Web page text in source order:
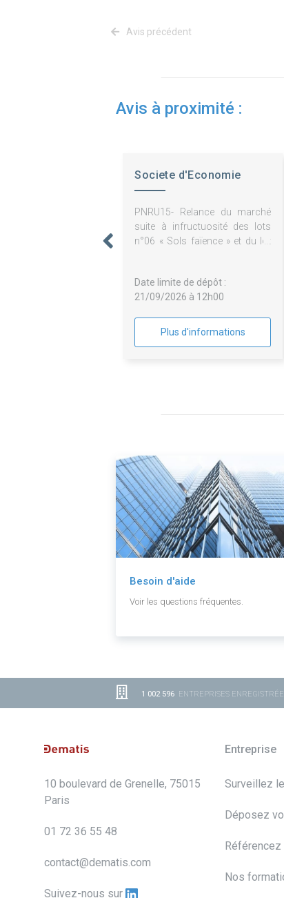
Avis précédent
Avis à proximité :
Societe d'Economie
PNRU15- Relance du marché
suite à infructuosité des lots
n°06 « Sols faïence » et du lot
logements et 21 cellules
d'activités au 1-29 rue Pierre
Date limite de dépôt :
21/09/2026 à 12h00
Plus d'informations
Besoin d'aide
Voir les questions fréquentes.
1 002 596 ENTREPRISES
10 boulevard de Grenelle, 75015
Paris
01 72 36 55 48
contact@dematis.com
Suivez-nous sur
Entreprise
Surveillez
Déposez
Nos